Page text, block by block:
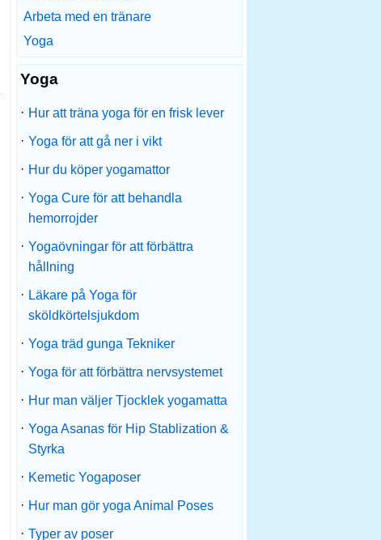
Arbeta med en tränare
Yoga
Yoga
· Hur att träna yoga för en frisk lever
· Yoga för att gå ner i vikt
· Hur du köper yogamattor
· Yoga Cure för att behandla
hemorrojder
· Yogaövningar för att förbättra
hållning
· Läkare på Yoga för
sköldkörtelsjukdom
· Yoga träd gunga Tekniker
· Yoga för att förbättra nervsystemet
· Hur man väljer Tjocklek yogamatta
· Yoga Asanas för Hip Stablization &
Styrka
· Kemetic Yogaposer
· Hur man gör yoga Animal Poses
· Typer av poser